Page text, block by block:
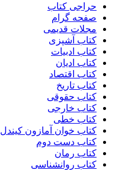
حراجی کتاب
صفحه گرام
مجلات قدیمی
کتاب آشپزی
کتاب ادبیات
کتاب ادیان
کتاب اقتصاد
کتاب تاریخ
کتاب حقوقی
کتاب خارجی
کتاب خطی
کتاب خوان آمازون کیندل
کتاب دست دوم
کتاب رمان
کتاب روانشناسی